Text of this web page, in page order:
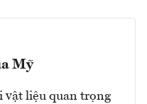
Mỹ
vật liệu quan trọng